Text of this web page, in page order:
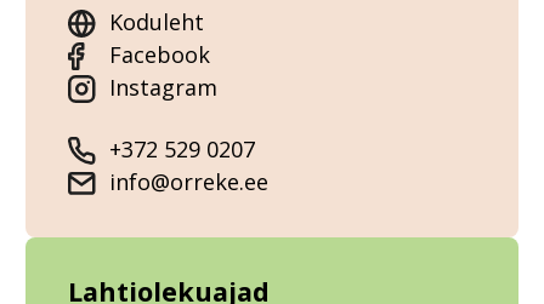
Koduleht
Facebook
Instagram
+372 529 0207
info@orreke.ee
Lahtiolekuajad